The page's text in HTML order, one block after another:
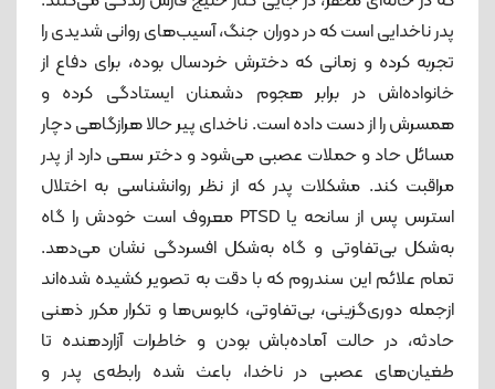
پدر ناخدایی است که در دوران جنگ، آسیب‌های روانی شدیدی را
تجربه کرده و زمانی که دخترش خردسال بوده، برای دفاع از
خانواده‌اش در برابر هجوم دشمنان ایستادگی کرده و
همسرش را از دست داده است. ناخدای پیر حالا هرازگاهی دچار
مسائل حاد و حملات عصبی می‌شود و دختر سعی دارد از پدر
مراقبت کند. مشکلات پدر که از نظر روانشناسی به اختلال
استرس پس از سانحه یا PTSD معروف است خودش را گاه
به‌شکل بی‌تفاوتی و گاه به‌شکل افسردگی نشان می‌دهد.
تمام علائم این سندروم که با دقت به تصویر کشیده شده‌اند
ازجمله دوری‌گزینی، بی‌تفاوتی، کابوس‌ها و تکرار مکرر ذهنی
حادثه، در حالت آماده‌باش بودن و خاطرات آزاردهنده تا
طغیان‌های عصبی در ناخدا، باعث شده رابطه‌ی پدر و